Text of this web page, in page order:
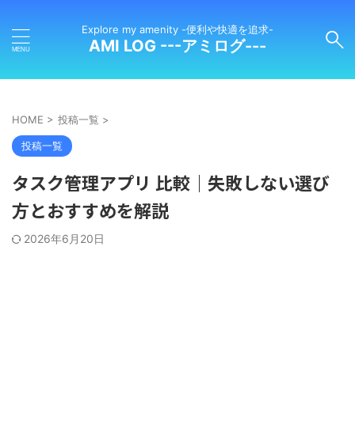
Explore my amenity -便利や快適を追求-
AMI LOG ---アミログ---
HOME > 投稿一覧 >
投稿一覧
タスク管理アプリ 比較｜失敗しない選び
方とおすすめを解説
2026年6月20日